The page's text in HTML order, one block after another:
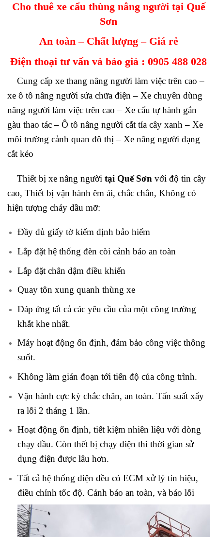
Cho thuê xe cẩu thùng nâng người tại Quế
Sơn
An toàn – Chất lượng – Giá rẻ
Điện thoại tư vấn và báo giá : 0905 488 028
Cung cấp xe thang nâng người làm việc trên cao –
xe ô tô nâng người sửa chữa điện – Xe chuyên dùng
nâng người làm việc trên cao – Xe cẩu tự hành gắn
gàu thao tác – Ô tô nâng người cắt tỉa cây xanh – Xe
môi trường cảnh quan đô thị – Xe nâng người dạng
cắt kéo
Thiết bị xe nâng người tại Quế Sơn với độ tin cây
cao, Thiết bị vận hành êm ái, chắc chắn, Không có
hiện tượng chảy dầu mỡ:
Đầy đủ giấy tờ kiểm định bảo hiểm
Lắp đặt hệ thống đèn còi cảnh báo an toàn
Lắp đặt chân dậm điều khiển
Quay tôn xung quanh thùng xe
Đáp ứng tất cả các yêu cầu của một công trường
khắt khe nhất.
Máy hoạt động ổn định, đảm bảo công việc thông
suốt.
Không làm gián đoạn tới tiến độ của công trình.
Vận hành cực kỳ chắc chăn, an toàn. Tấn suất xẩy
ra lỗi 2 tháng 1 lần.
Hoạt động ổn định, tiết kiệm nhiên liệu với dòng
chạy dầu. Còn thết bị chạy điện thì thời gian sử
dụng điện được lâu hơn.
Tất cả hệ thống điện đều có ECM xử lý tín hiệu,
điều chỉnh tốc độ. Cảnh báo an toàn, và báo lỗi